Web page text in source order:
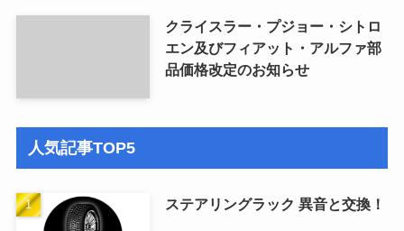
クライスラー・プジョー・シトロ
エン及びフィアット・アルファ部
品価格改定のお知らせ
人気記事TOP5
ステアリングラック 異音と交換！